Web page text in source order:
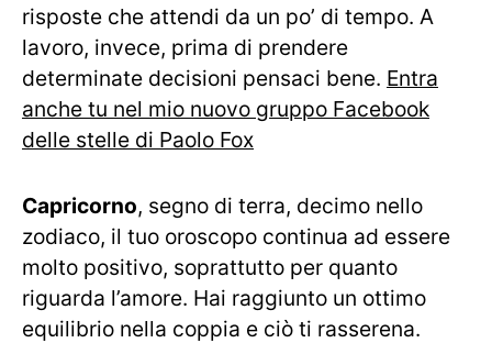
risposte che attendi da un po’ di tempo. A
lavoro, invece, prima di prendere
determinate decisioni pensaci bene. Entra
anche tu nel mio nuovo gruppo Facebook
delle stelle di Paolo Fox
Capricorno, segno di terra, decimo nello
zodiaco, il tuo oroscopo continua ad essere
molto positivo, soprattutto per quanto
riguarda l’amore. Hai raggiunto un ottimo
equilibrio nella coppia e ciò ti rasserena.